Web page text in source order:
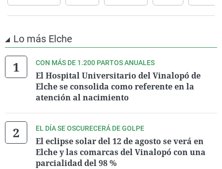
Lo más Elche
CON MÁS DE 1.200 PARTOS ANUALES
El Hospital Universitario del Vinalopó de
Elche se consolida como referente en la
atención al nacimiento
EL DÍA SE OSCURECERÁ DE GOLPE
El eclipse solar del 12 de agosto se verá en
Elche y las comarcas del Vinalopó con una
parcialidad del 98 %